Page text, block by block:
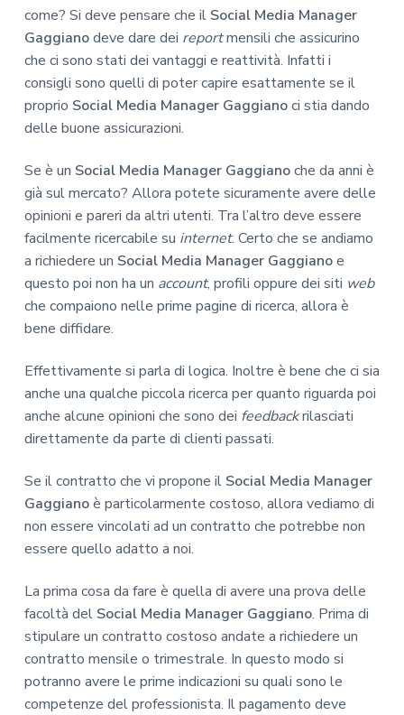
come? Si deve pensare che il Social Media Manager
Gaggianodeve dare dei reportmensili che assicurino
che ci sono stati dei vantaggi e reattività. Infatti i
consigli sono quelli di poter capire esattamente se il
proprio Social Media Manager Gaggianoci stia dando
delle buone assicurazioni.
Se è un Social Media Manager Gaggianoche da anni è
già sul mercato? Allora potete sicuramente avere delle
opinioni e pareri da altri utenti. Tra l’altro deve essere
facilmente ricercabile su internet. Certo che se andiamo
a richiedere un Social Media Manager Gaggianoe
questo poi non ha un account, profili oppure dei siti web
che compaiono nelle prime pagine di ricerca, allora è
bene diffidare.
Effettivamente si parla di logica. Inoltre è bene che ci sia
anche una qualche piccola ricerca per quanto riguarda poi
anche alcune opinioni che sono dei feedbackrilasciati
direttamente da parte di clienti passati.
Se il contratto che vi propone il Social Media Manager
Gaggianoè particolarmente costoso, allora vediamo di
non essere vincolati ad un contratto che potrebbe non
essere quello adatto a noi.
La prima cosa da fare è quella di avere una prova delle
facoltà del Social Media Manager Gaggiano. Prima di
stipulare un contratto costoso andate a richiedere un
contratto mensile o trimestrale. In questo modo si
potranno avere le prime indicazioni su quali sono le
competenze del professionista. Il pagamento deve